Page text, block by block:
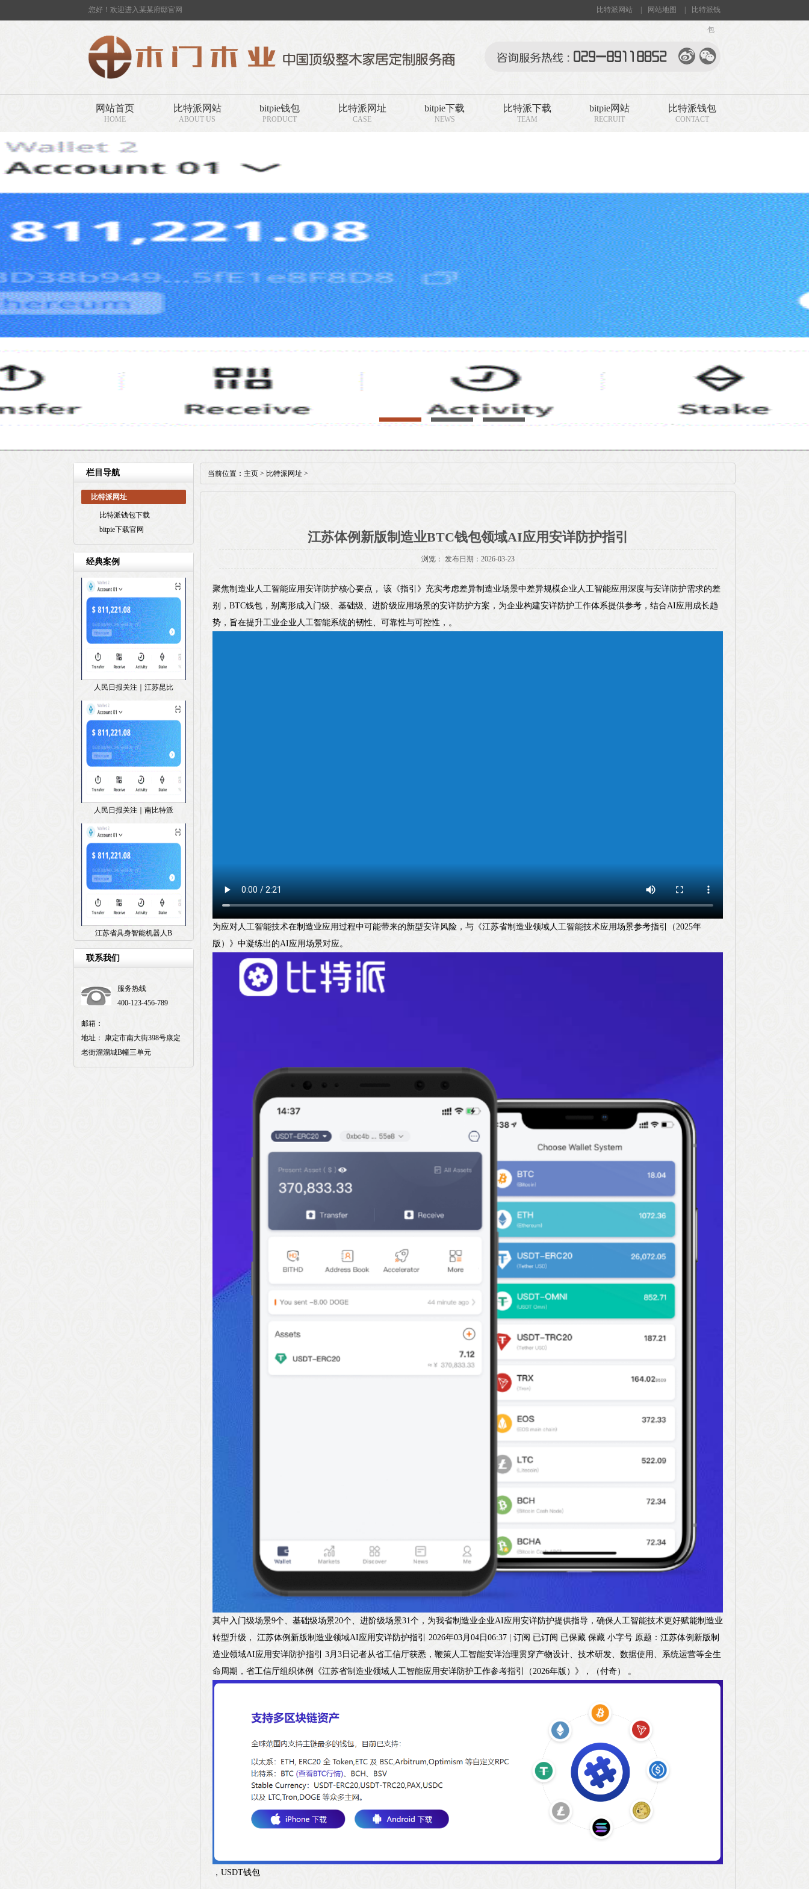
您好！欢迎进入某某府邸官网 比特派网站 网站地图 比特派钱
包
网站首页
HOME
比特派网站
ABOUT US
bitpie钱包
PRODUCT
比特派网址
CASE
bitpie下载
NEWS
比特派下载
TEAM
bitpie网站
RECRUIT
比特派钱包
CONTACT
栏目导航
比特派网址
比特派钱包下载
bitpie下载官网
经典案例
人民日报关注｜江苏昆比
人民日报关注｜南比特派
江苏省具身智能机器人B
联系我们
服务热线
400-123-456-789
邮箱：
地址： 康定市南大街398号康定
老街溜溜城B幢三单元
当前位置： 主页 > 比特派网址 >
江苏体例新版制造业BTC钱包领域AI应用安详防护指引
浏览： 发布日期：2026-03-23
聚焦制造业人工智能应用安详防护核心要点， 该《指引》充实考虑差异制造业场景中差异规模企业人工智能应用深度与安详防护需求的差
别，BTC钱包，别离形成入门级、基础级、进阶级应用场景的安详防护方案，为企业构建安详防护工作体系提供参考，结合AI应用成长趋
势，旨在提升工业企业人工智能系统的韧性、可靠性与可控性，。
为应对人工智能技术在制造业应用过程中可能带来的新型安详风险，与《江苏省制造业领域人工智能技术应用场景参考指引（2025年
版）》中凝练出的AI应用场景对应。
其中入门级场景9个、基础级场景20个、进阶级场景31个，为我省制造业企业AI应用安详防护提供指导，确保人工智能技术更好赋能制造业
转型升级， 江苏体例新版制造业领域AI应用安详防护指引 2026年03月04日06:37 | 订阅 已订阅 已保藏 保藏 小字号 原题：江苏体例新版制
造业领域AI应用安详防护指引 3月3日记者从省工信厅获悉，鞭策人工智能安详治理贯穿产物设计、技术研发、数据使用、系统运营等全生
命周期，省工信厅组织体例《江苏省制造业领域人工智能应用安详防护工作参考指引（2026年版）》，（付奇） 。
，USDT钱包